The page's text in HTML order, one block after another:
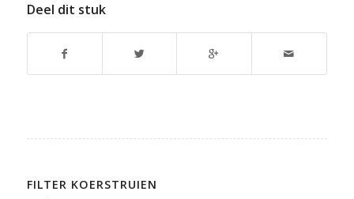
Deel dit stuk
FILTER KOERSTRUIEN